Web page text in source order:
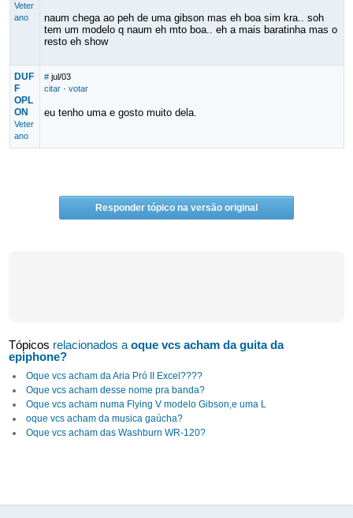
Veter
ano
naum chega ao peh de uma gibson mas eh boa sim kra.. soh
tem um modelo q naum eh mto boa.. eh a mais baratinha mas o
resto eh show
DUF
F
OPL
ON
Veter
ano
# jul/03
citar· votar
eu tenho uma e gosto muito dela.
Responder tópico na versão original
Tópicos relacionados aoque vcs acham da guita da
epiphone?
Oque vcs acham da Aria Pró II Excel????
Oque vcs acham desse nome pra banda?
Oque vcs acham numa Flying V modelo Gibson,e uma L
oque vcs acham da musica gaúcha?
Oque vcs acham das Washburn WR-120?